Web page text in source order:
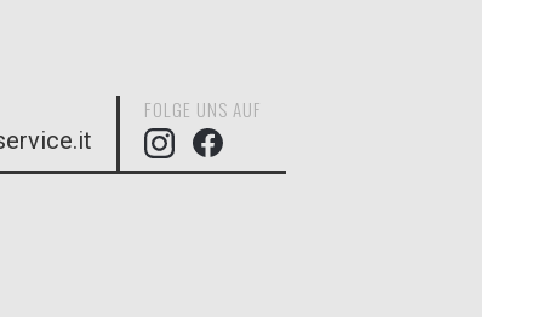
FOLGE UNS AUF